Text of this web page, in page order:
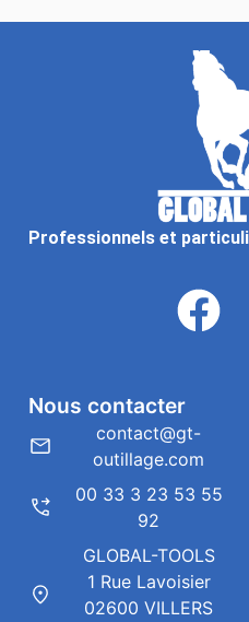
Professionnels et
Nous contacter
contact@gt-
outillage.com
00 33 3 23 53 55
92
GLOBAL-TOOLS
1 Rue Lavoisier
02600 VILLERS